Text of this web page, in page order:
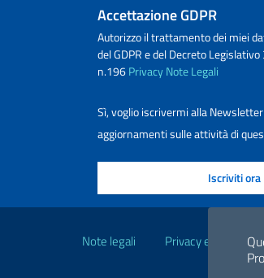
Accettazione GDPR
Autorizzo il trattamento dei miei
del GDPR e del Decreto
n.196PrivacyNote Legali
Sì, voglio iscrivermi alla
aggiornamenti sulle attività di
Note legali Privacy e cookie